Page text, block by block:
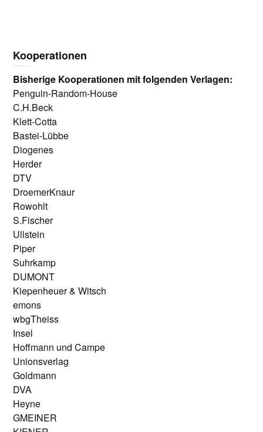
Kooperationen
Bisherige Kooperationen mit folgenden Verlagen:
Penguin-Random-House
C.H.Beck
Klett-Cotta
Bastei-Lübbe
Diogenes
Herder
DTV
DroemerKnaur
Rowohlt
S.Fischer
Ullstein
Piper
Suhrkamp
DUMONT
Kiepenheuer & Witsch
emons
wbgTheiss
Insel
Hoffmann und Campe
Unionsverlag
Goldmann
DVA
Heyne
GMEINER